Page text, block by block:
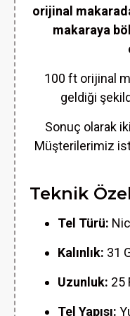
orijinal
makaraya
100 ft orijinal
geldiği
Sonuç olarak
Müşterilerimiz
Teknik
Tel Türü:
Kalınlık: 31
Uzunluk: 25
Tel Yapısı: